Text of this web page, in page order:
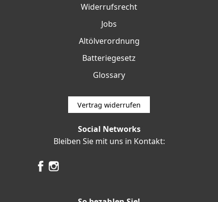
Widerrufsrecht
Jobs
Altölverordnung
Batteriegesetz
Glossary
Vertrag widerrufen
Social Networks
Bleiben Sie mit uns in Kontakt: